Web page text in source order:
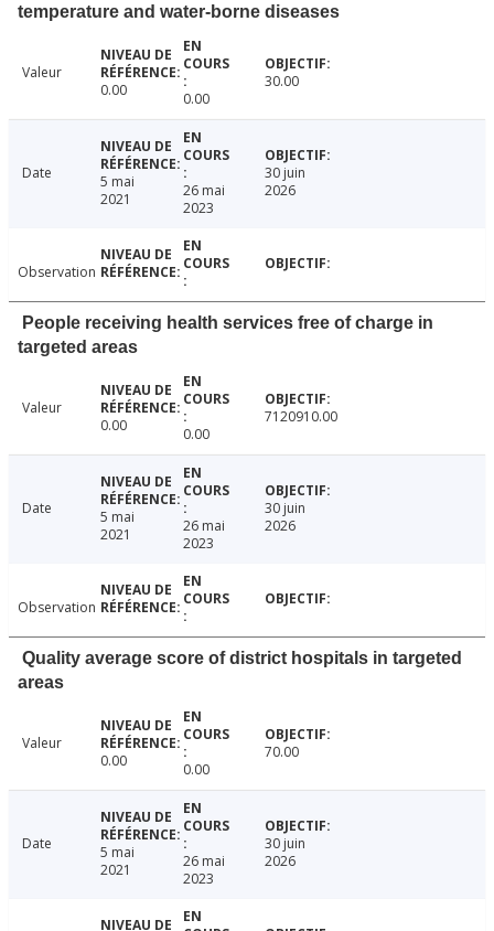
temperature and water-borne diseases
Valeur
0.00
0.00
30.00
Date
5 mai
2021
26 mai
2023
30 juin
2026
Observation
People receiving health services free of charge in
targeted areas
Valeur
0.00
0.00
7120910.00
Date
5 mai
2021
26 mai
2023
30 juin
2026
Observation
Quality average score of district hospitals in targeted
areas
Valeur
0.00
0.00
70.00
Date
5 mai
2021
26 mai
2023
30 juin
2026